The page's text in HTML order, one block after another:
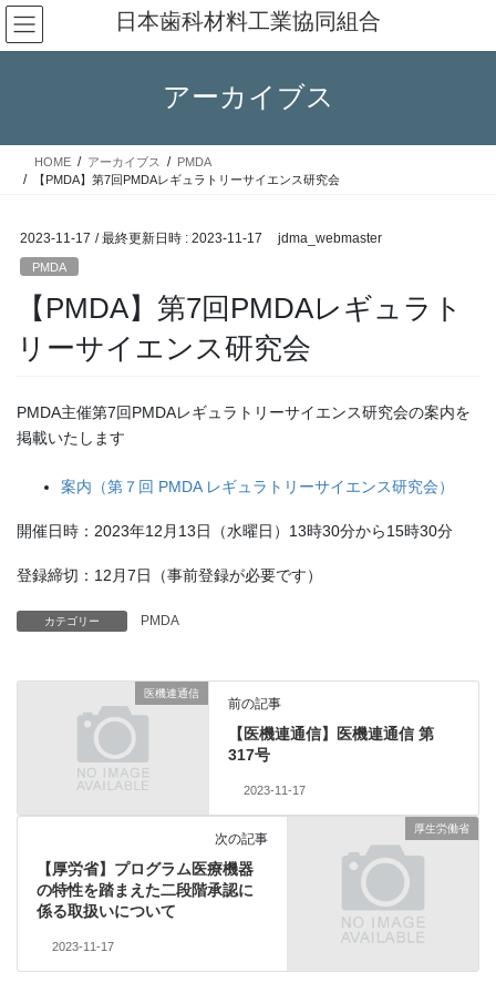
コ
ン
テ
ス
ナ
ビ
ゲ
ン
日本歯科材料工業協同組合
アーカイブス
HOME アーカイブス
PMDA
【PMDA】第7回PMDAレギュラトリーサイエンス研究会
2023-11-17 / 最終更新日時 : 2023-11-17 jdma_webmaster
PMDA
【PMDA】第7回PMDAレギュラト
リーサイエンス研究会
PMDA主催第7回PMDAレギュラトリーサイエンス研究会の案内を
掲載いたします
案内（第７回 PMDA レギュラトリーサイエンス研究会）
開催日時：2023年12月13日（水曜日）13時30分から15時30分
登録締切：12月7日（事前登録が必要です）
カテゴリー PMDA
医機連通信
前の記事
【医機連通信】医機連通信 第
317号
2023-11-17
厚生労働省
次の記事
【厚労省】プログラム医療機器
の特性を踏まえた二段階承認に
係る取扱いについて
2023-11-17